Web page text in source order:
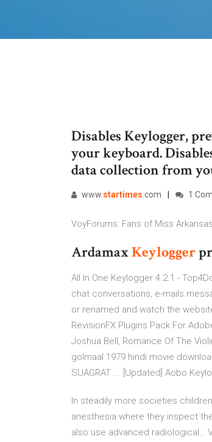
Disables Keylogger,
your keyboard.
data collection from
www. startimes .com 1
VoyForums: Fans of Miss
ArdamaxKeylogger
All In One Keylogger 4.2.1 -
chat conversations, e-mails
or renamed and watch the
RevisionFX Plugins Pack For
Joshua Bell, Romance Of The
golmaal 1979 hindi movie
SUAGRAT ... [Updated] Aobo
In steadily more societies
anesthesia where they inspect
also use advanced radiological…